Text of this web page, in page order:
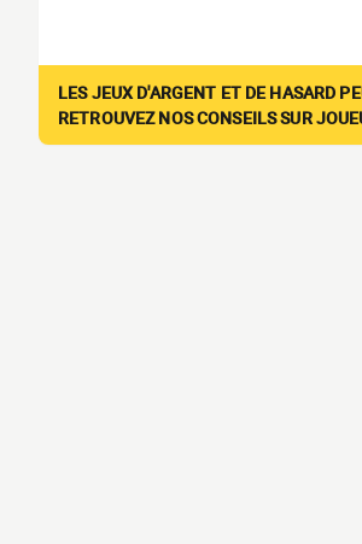
LES JEUX D'ARGENT ET DE HASARD
RETROUVEZ NOS CONSEILS SUR